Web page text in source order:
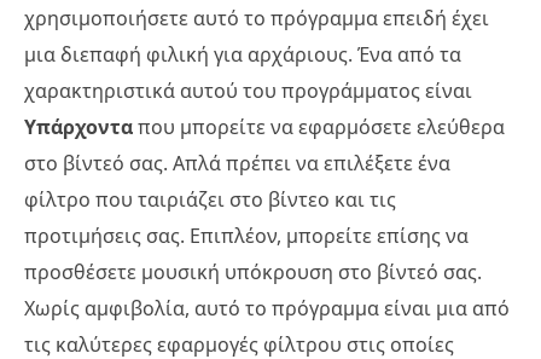
χρησιμοποιήσετε αυτό το πρόγραμμα επειδή έχει
μια διεπαφή φιλική για αρχάριους. Ένα από τα
χαρακτηριστικά αυτού του προγράμματος είναι
Υπάρχονταπου μπορείτε να εφαρμόσετε ελεύθερα
στο βίντεό σας. Απλά πρέπει να επιλέξετε ένα
φίλτρο που ταιριάζει στο βίντεο και τις
προτιμήσεις σας. Επιπλέον, μπορείτε επίσης να
προσθέσετε μουσική υπόκρουση στο βίντεό σας.
Χωρίς αμφιβολία, αυτό το πρόγραμμα είναι μια από
τις καλύτερες εφαρμογές φίλτρου στις οποίες